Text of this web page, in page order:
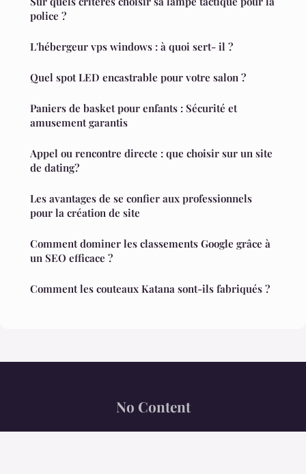
police ?
L'hébergeur vps windows : à quoi sert- il ?
Quel spot LED encastrable pour votre salon ?
Paniers de basket pour enfants : Sécurité et
amusement garantis
Appel ou rencontre directe : que choisir sur un site
de dating?
Les avantages de se confier aux professionnels
pour la création de site
Comment dominer les classements Google grâce à
un SEO efficace ?
Comment les couteaux Katana sont-ils fabriqués ?
No Content